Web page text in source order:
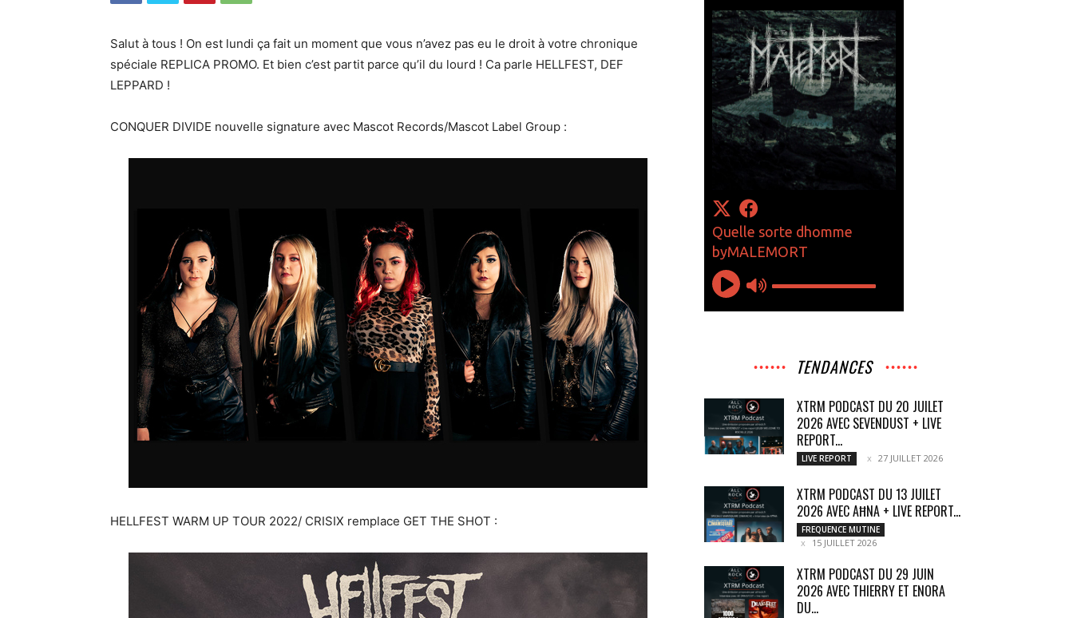
Salut à tous ! On est lundi ça fait un moment que vous n’avez pas eu le droit à votre chronique
spéciale REPLICA PROMO. Et bien c’est partit parce qu’il du lourd ! Ca parle HELLFEST, DEF
LEPPARD !
CONQUER DIVIDE nouvelle signature avec Mascot Records/Mascot Label Group :
HELLFEST WARM UP TOUR 2022/ CRISIX remplace GET THE SHOT :
TENDANCES
XTRM PODCAST DU 20 JUILET
2026 AVEC SEVENDUST + LIVE
REPORT...
LIVE REPORT 27 JUILLET 2026
XTRM PODCAST DU 13 JUILET
2026 AVEC AĦNA + LIVE REPORT...
FREQUENCE MUTINE
15 JUILLET 2026
XTRM PODCAST DU 29 JUIN
2026 AVEC THIERRY ET ENORA
DU...